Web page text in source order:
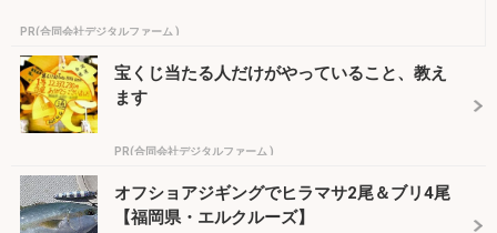
PR(合同会社デジタルファーム )
宝くじ当たる人だけがやっていること、教え
ます
PR(合同会社デジタルファーム )
オフショアジギングでヒラマサ2尾＆ブリ4尾
【福岡県・エルクルーズ】